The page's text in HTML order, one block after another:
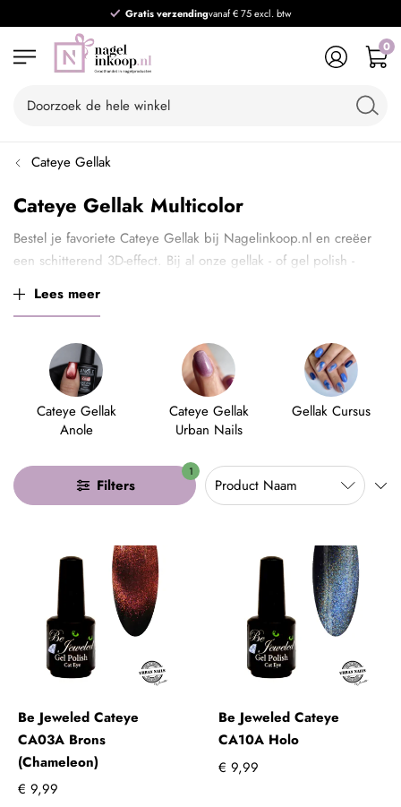
Gratis verzendingvanaf € 75 excl. btw
0
Cateye Gellak
Cateye Gellak Multicolor
Bestel je favoriete Cateye Gellak bij Nagelinkoop.nl en creëer
een schitterend 3D-effect. Bij al onze gellak - of gel polish -
je winkelwagen en de korting wordt automatisch verrekend.
Lees meer
Cateye Gellak
Anole
Cateye Gellak
Urban Nails
Gellak Cursus
Filters
1
Be Jeweled Cateye
CA03A Brons
(Chameleon)
€ 9,99
Be Jeweled Cateye
CA10A Holo
€ 9,99